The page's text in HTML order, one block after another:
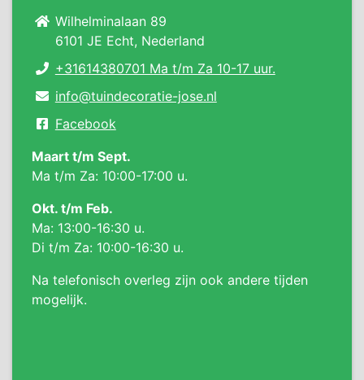
Wilhelminalaan 89
6101 JE Echt, Nederland
+31614380701 Ma t/m Za 10-17 uur.
info@tuindecoratie-jose.nl
Facebook
Maart t/m Sept.
Ma t/m Za: 10:00-17:00 u.
Okt. t/m Feb.
Ma: 13:00-16:30 u.
Di t/m Za: 10:00-16:30 u.
Na telefonisch overleg zijn ook andere tijden
mogelijk.